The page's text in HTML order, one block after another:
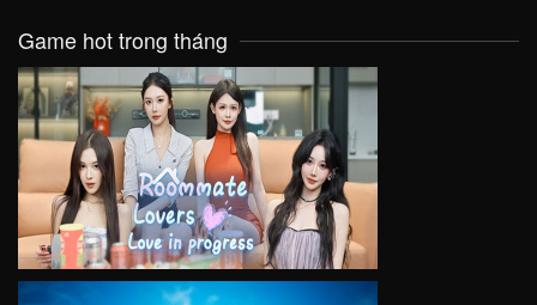
Game hot trong tháng
VIEW